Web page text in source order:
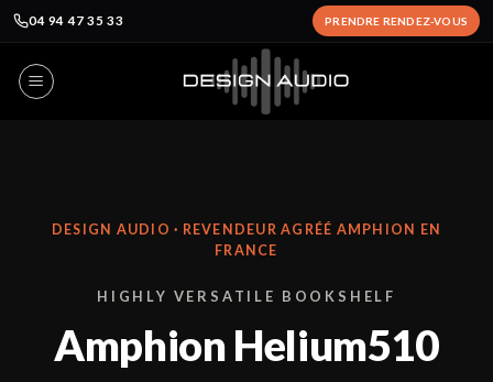
04 94 47 35 33 PRENDRE RENDEZ-VOUS
DESIGN AUDIO · REVENDEUR AGRÉÉ AMPHION EN
FRANCE
HIGHLY VERSATILE BOOKSHELF
Amphion Helium510